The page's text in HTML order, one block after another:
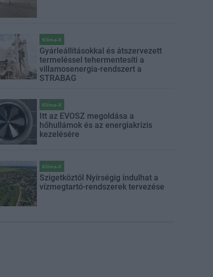
Klíma-X
Gyárleállításokkal és átszervezett
termeléssel tehermentesíti a
villamosenergia-rendszert a
STRABAG
Klíma-X
Itt az ÉVOSZ megoldása a
hőhullámok és az energiakrízis
kezelésére
Klíma-X
Szigetköztől Nyírségig indulhat a
vízmegtartó-rendszerek tervezése